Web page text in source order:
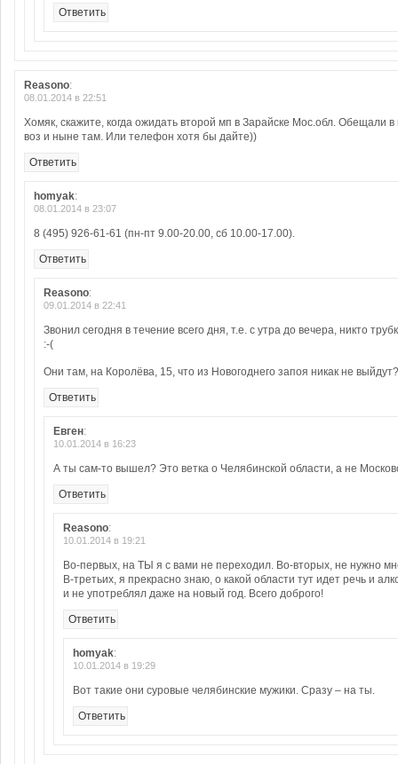
Ответить
Reasono:
08.01.2014 в 22:51
Хомяк, скажите, когда ожидать второй мп в Зарайске Мос.обл. Обещали в
воз и ныне там. Или телефон хотя бы дайте))
Ответить
homyak:
08.01.2014 в 23:07
8 (495) 926-61-61 (пн-пт 9.00-20.00, сб 10.00-17.00).
Ответить
Reasono:
09.01.2014 в 22:41
Звонил сегодня в течение всего дня, т.е. с утра до вечера, никто
:-(
Они там, на Королёва, 15, что из Новогоднего запоя никак не
Ответить
Евген:
10.01.2014 в 16:23
А ты сам-то вышел? Это ветка о Челябинской области, а не
Ответить
Reasono:
10.01.2014 в 19:21
Во-первых, на ТЫ я с вами не переходил. Во-вторых, не нужно
В-третьих, я прекрасно знаю, о какой области тут идет речь и
и не употреблял даже на новый год. Всего доброго!
Ответить
homyak:
10.01.2014 в 19:29
Вот такие они суровые челябинские мужики. Сразу – на ты.
Ответить